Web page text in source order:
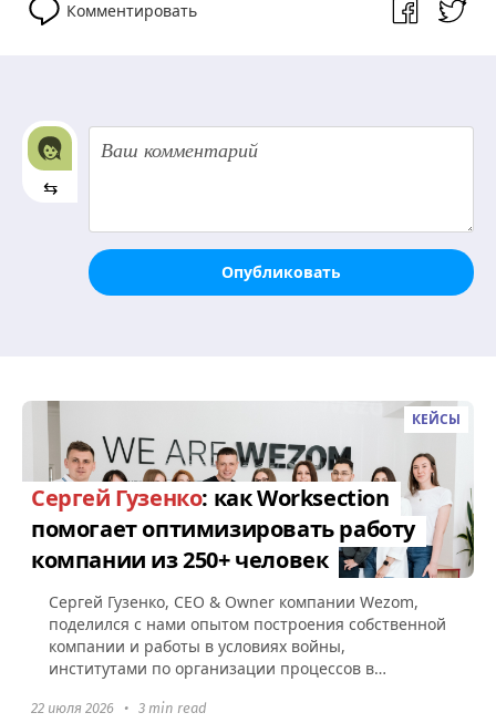
Комментировать
⇆
Опубликовать
КЕЙСЫ
Сергей Гузенко: как Worksection
помогает оптимизировать работу
компании из 250+ человек
Сергей Гузенко, СEO & Owner компании Wezom,
поделился с нами опытом построения собственной
компании и работы в условиях войны,
институтами по организации процессов в
22 июля 2026 • 3 min read